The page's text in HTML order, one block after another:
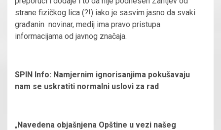
strane fizičkog lica (?!) iako je sasvim jasno da svaki
građanin novinar, medij ima pravo pristupa
informacijama od javnog značaja.
SPIN Info: Namjernim ignorisanjima pokušavaju
nam se uskratiti normalni uslovi za rad
„Navedena objašnjena Opštine u vezi našeg